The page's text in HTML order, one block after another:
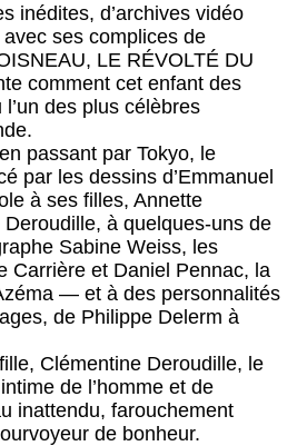
inédites, d’archives vidéo
ses complices de
LE RÉVOLTÉ DU
comment cet enfant des
des plus célèbres
passant par Tokyo, le
par les dessins d’Emmanuel
à ses filles, Annette
à quelques-uns de
Sabine Weiss, les
Carrière et Daniel Pennac, la
— et à des personnalités
de Philippe Delerm à
Clémentine Deroudille, le
de l’homme et de
inattendu, farouchement
de bonheur.